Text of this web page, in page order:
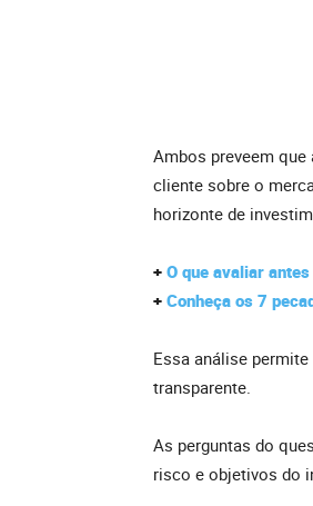
Ambos preveem
cliente sobre o
horizonte de
+ O que avaliar
+ Conheça os 7
Essa análise
transparente.
As perguntas do
risco e objetivos do